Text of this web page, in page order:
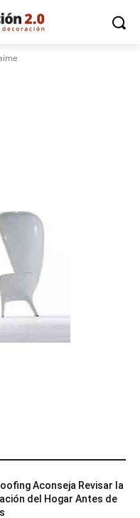
Aconseja Revisar la
del Hogar Antes de